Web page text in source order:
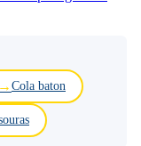
Cola baton